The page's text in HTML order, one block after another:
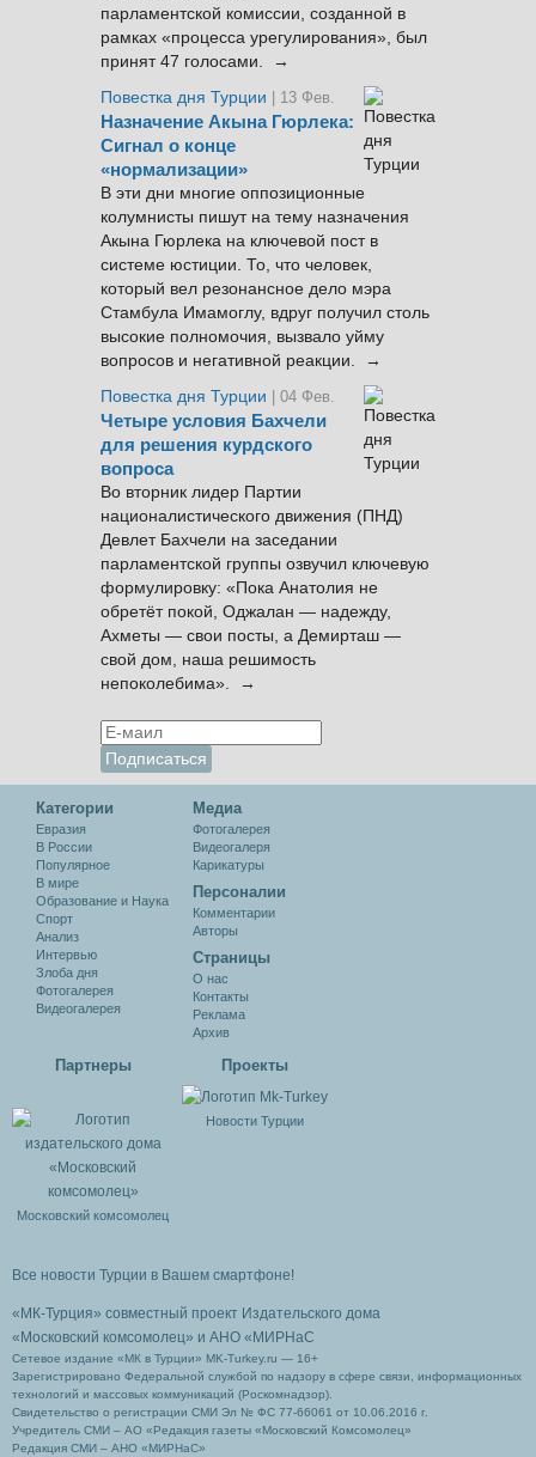
парламентской комиссии, созданной в
рамках «процесса урегулирования», был
принят 47 голосами. →
Повестка дня Турции
| 13 Фев.
Назначение Акына Гюрлека:
Сигнал о конце
«нормализации»
В эти дни многие оппозиционные
колумнисты пишут на тему назначения
Акына Гюрлека на ключевой пост в
системе юстиции. То, что человек,
который вел резонансное дело мэра
Стамбула Имамоглу, вдруг получил столь
высокие полномочия, вызвало уйму
вопросов и негативной реакции. →
Повестка дня Турции
| 04 Фев.
Четыре условия Бахчели
для решения курдского
вопроса
Во вторник лидер Партии
националистического движения (ПНД)
Девлет Бахчели на заседании
парламентской группы озвучил ключевую
формулировку: «Пока Анатолия не
обретёт покой, Оджалан — надежду,
Ахметы — свои посты, а Демирташ —
свой дом, наша решимость
непоколебима». →
Категории
Евразия
В России
Популярное
В мире
Образование и Наука
Спорт
Анализ
Интервью
Злоба дня
Фотогалерея
Видеогалерея
Медиа
Фотогалерея
Видеогалеря
Карикатуры
Персоналии
Комментарии
Авторы
Cтраницы
О нас
Контакты
Реклама
Архив
Партнеры
Московский комсомолец
Проекты
Новости Турции
Все новости Турции в Вашем смартфоне!
«МК-Турция» совместный проект Издательского дома
«Московский комсомолец» и АНО «МИРНаС
Сетевое издание «МК в Турции» MK-Turkey.ru — 16+
Зарегистрировано Федеральной службой по надзору в сфере связи, информационных
технологий и массовых коммуникаций (Роскомнадзор).
Свидетельство о регистрации СМИ Эл № ФС 77-66061 от 10.06.2016 г.
Учредитель СМИ – АО «Редакция газеты «Московский Комсомолец»
Редакция СМИ – АНО «МИРНаС»